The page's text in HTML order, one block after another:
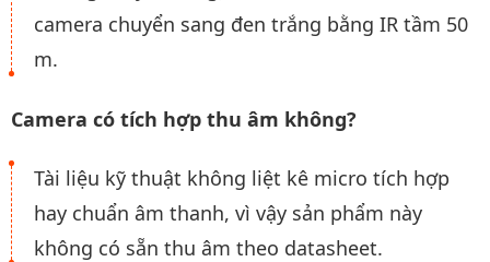
camera chuyển sang đen trắng bằng IR tầm 50
m.
Camera có tích hợp thu âm không?
Tài liệu kỹ thuật không liệt kê micro tích hợp
hay chuẩn âm thanh, vì vậy sản phẩm này
không có sẵn thu âm theo datasheet.